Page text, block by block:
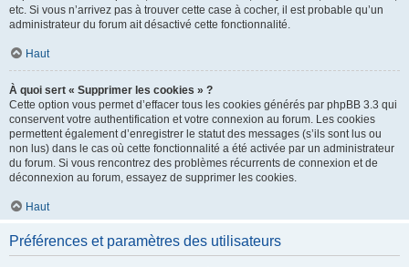
etc. Si vous n’arrivez pas à trouver cette case à cocher, il est probable qu’un
administrateur du forum ait désactivé cette fonctionnalité.
Haut
À quoi sert « Supprimer les cookies » ?
Cette option vous permet d’effacer tous les cookies générés par phpBB 3.3 qui
conservent votre authentification et votre connexion au forum. Les cookies
permettent également d’enregistrer le statut des messages (s’ils sont lus ou
non lus) dans le cas où cette fonctionnalité a été activée par un administrateur
du forum. Si vous rencontrez des problèmes récurrents de connexion et de
déconnexion au forum, essayez de supprimer les cookies.
Haut
Préférences et paramètres des utilisateurs